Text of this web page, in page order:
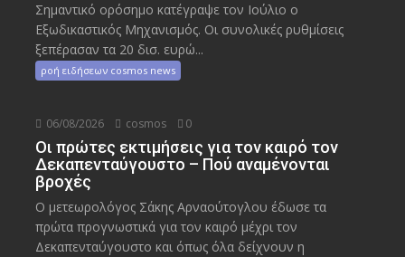
Σημαντικό ορόσημο κατέγραψε τον Ιούλιο ο
Εξωδικαστικός Μηχανισμός. Οι συνολικές ρυθμίσεις
ξεπέρασαν τα 20 δισ. ευρώ...
ροή ειδήσεων cosmos news
06/08/2026 cosmos 0
Οι πρώτες εκτιμήσεις για τον καιρό τον
Δεκαπενταύγουστο – Πού αναμένονται
βροχές
Ο μετεωρολόγος Σάκης Αρναούτογλου έδωσε τα
πρώτα προγνωστικά για τον καιρό μέχρι τον
Δεκαπενταύγουστο και όπως όλα δείχνουν η